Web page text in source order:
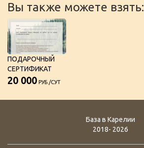
Вы также можете взять:
ПОДАРОЧНЫЙ
СЕРТИФИКАТ
20 000 РУБ./СУТ
База в Карелии
2018- 2026